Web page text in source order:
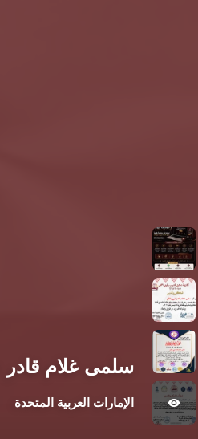
سلمى غلام
الإمارات العربية المتحدة